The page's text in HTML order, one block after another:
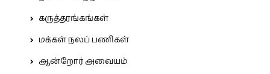
கருத்தரங்கங்கள்
மக்கள் நலப் பணிகள்
ஆன்றோர் அவையம்